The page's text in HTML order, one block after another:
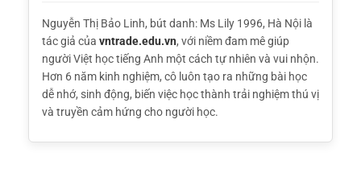
Nguyễn Thị Bảo Linh, bút danh: Ms Lily 1996, Hà Nội là
tác giả của vntrade.edu.vn, với niềm đam mê giúp
người Việt học tiếng Anh một cách tự nhiên và vui nhộn.
Hơn 6 năm kinh nghiệm, cô luôn tạo ra những bài học
dễ nhớ, sinh động, biến việc học thành trải nghiệm thú vị
và truyền cảm hứng cho người học.